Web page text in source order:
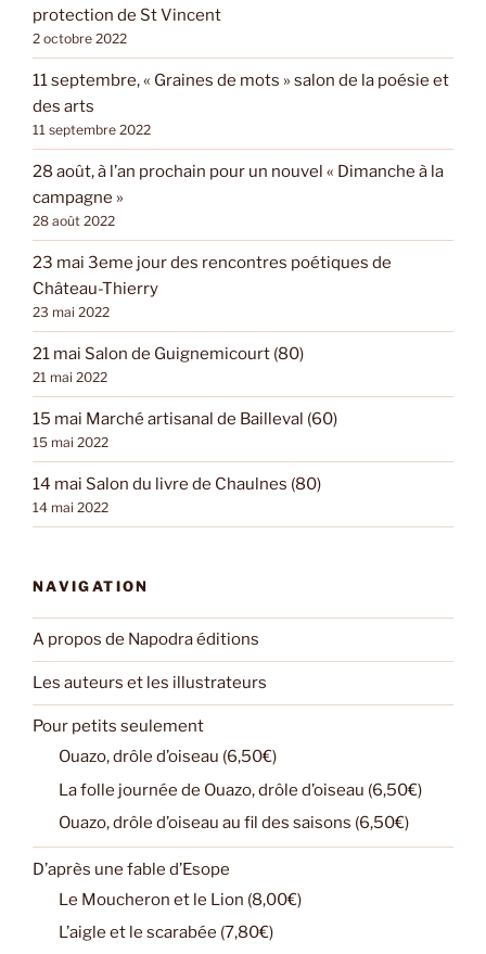
protection de St Vincent
2 octobre 2022
11 septembre, « Graines de mots » salon de la poésie et
des arts
11 septembre 2022
28 août, à l’an prochain pour un nouvel « Dimanche à la
campagne »
28 août 2022
23 mai 3eme jour des rencontres poétiques de
Château-Thierry
23 mai 2022
21 mai Salon de Guignemicourt (80)
21 mai 2022
15 mai Marché artisanal de Bailleval (60)
15 mai 2022
14 mai Salon du livre de Chaulnes (80)
14 mai 2022
NAVIGATION
A propos de Napodra éditions
Les auteurs et les illustrateurs
Pour petits seulement
Ouazo, drôle d’oiseau (6,50€)
La folle journée de Ouazo, drôle d’oiseau (6,50€)
Ouazo, drôle d’oiseau au fil des saisons (6,50€)
D’après une fable d’Esope
Le Moucheron et le Lion (8,00€)
L’aigle et le scarabée (7,80€)